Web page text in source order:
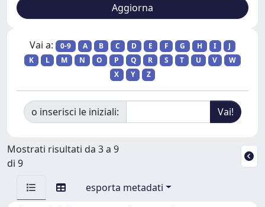
Vai a: 0-9 A B C D E F G H I
J
K
L M N O P Q R S T U V
W
X
Y Z
o inserisci le iniziali:
Mostrati risultati da 3 a 9
di 9
esporta metadati